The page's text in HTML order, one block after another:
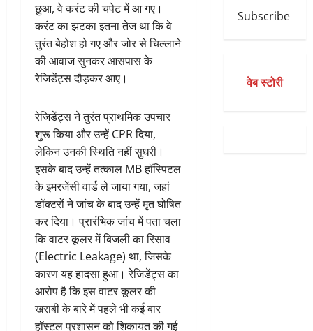
छुआ, वे करंट की चपेट में आ गए।
करंट का झटका इतना तेज था कि वे
तुरंत बेहोश हो गए और जोर से चिल्लाने
की आवाज सुनकर आसपास के
रेजिडेंट्स दौड़कर आए।
रेजिडेंट्स ने तुरंत प्राथमिक उपचार
शुरू किया और उन्हें CPR दिया,
लेकिन उनकी स्थिति नहीं सुधरी।
इसके बाद उन्हें तत्काल MB हॉस्पिटल
के इमरजेंसी वार्ड ले जाया गया, जहां
डॉक्टरों ने जांच के बाद उन्हें मृत घोषित
कर दिया। प्रारंभिक जांच में पता चला
कि वाटर कूलर में बिजली का रिसाव
(Electric Leakage) था, जिसके
कारण यह हादसा हुआ। रेजिडेंट्स का
आरोप है कि इस वाटर कूलर की
खराबी के बारे में पहले भी कई बार
हॉस्टल प्रशासन को शिकायत की गई
Subscribe
वेब स्टोरी